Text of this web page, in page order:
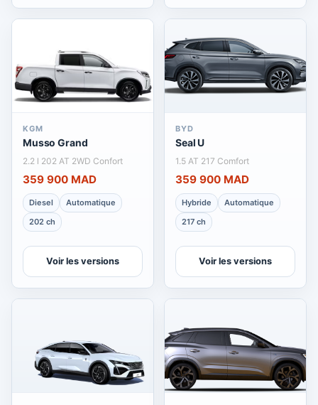
KGM
Musso Grand
2.2 l 202 AT 2WD Confort
359 900 MAD
Diesel
Automatique
202 ch
Voir les versions
BYD
Seal U
1.5 AT 217 Comfort
359 900 MAD
Hybride
Automatique
217 ch
Voir les versions